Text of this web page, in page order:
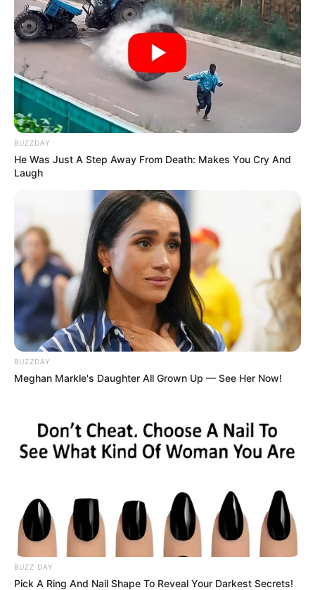
Szerző
More by Szerző
Post
Previous ArticlePrevious
article:
⚡ Botrány! Lakatos
figyelmeztette Stohl
Andrást – minden
részlet a cikkben! 😲 👇
👇
Next Article
Kegyetlenül kiosztotta
nagyképűsködő Gáspár
Evelint!
BUZZDAY
He Was Just A Step Away From Death: Makes You Cry And
Laugh
BUZZDAY
Meghan Markle's Daughter All Grown Up — See Her Now!
BUZZ DAY
Pick A Ring And Nail Shape To Reveal Your Darkest Secrets!